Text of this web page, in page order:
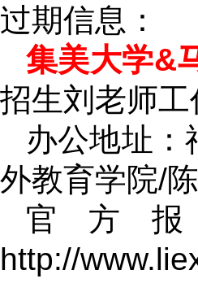
过期信息：
集美大学&
招生刘老师
办公地址：
外教育学院/
官方
http://